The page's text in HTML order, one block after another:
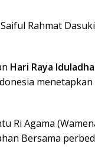
Rahmat
Hari Raya Iduladha
Ri Agama
Bersama